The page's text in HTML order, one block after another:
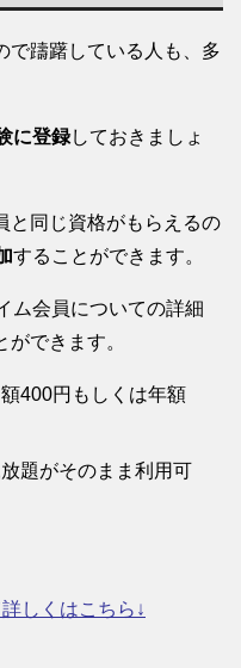
で躊躇している人も、多
に登録しておきましょ
と同じ資格がもらえるの
することができます。
ム会員についての詳細
できます。
400円もしくは年額
題がそのまま利用可
しくはこちら↓